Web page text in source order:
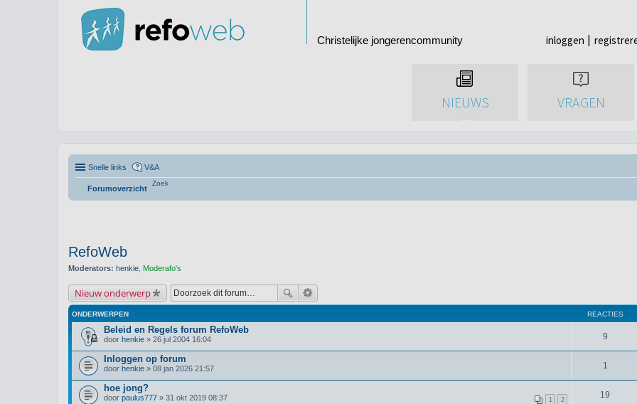
Christelijke jongerencommunity inloggen
NIEUWS VRAGEN
Snelle links V&A
Forumoverzicht
Zoek
RefoWeb
Moderators: henkie Moderafo's
Nieuw onderwerp
ONDERWERPEN REACTIES
Beleid en Regels forum RefoWeb
door henkie » 26 jul 2004 16:04 9
Inloggen op forum
door henkie » 08 jan 2026 21:57 1
hoe jong?
1 2
door paulus777 » 31 okt 2019 08:37 19